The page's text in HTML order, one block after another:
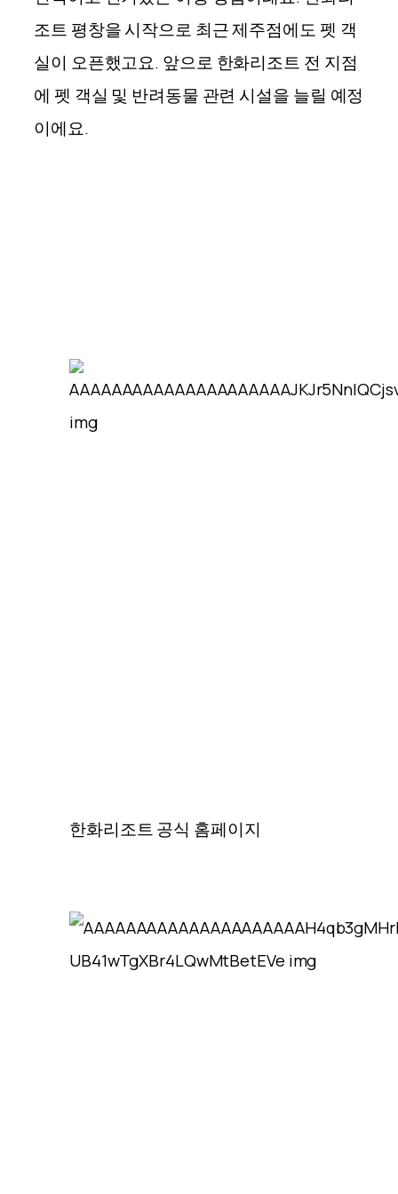
조트 평창을 시작으로 최근 제주점에도 펫 객
실이 오픈했고요. 앞으로 한화리조트 전 지점
에 펫 객실 및 반려동물 관련 시설을 늘릴 예정
이에요.
한화리조트 공식 홈페이지